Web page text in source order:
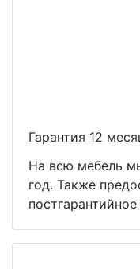
Гарантия 12
На всю мебель
год. Также